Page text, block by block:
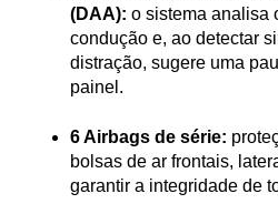
(DAA): o sistema analisa
condução e, ao detectar
distração, sugere uma
painel.
6 Airbags de série:
bolsas de ar frontais,
garantir a integridade de